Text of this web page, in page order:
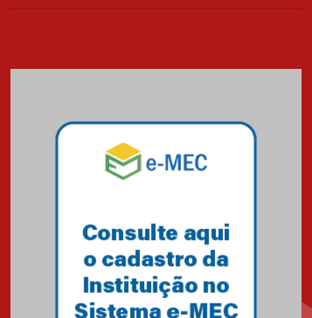
das novas tecnologias em
04.08.2026
Como o Colégio Mackenzie
Brasília prepara seus
Como os pais podem investir
na educação dos filhos além da
escola